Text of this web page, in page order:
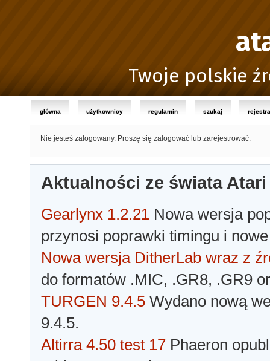
Twoje polskie
główna użytkownicy regulamin szukaj
Nie jesteś zalogowany. Proszę się zalogować lub zarejestrować.
Aktualności ze świata Atari
Gearlynx 1.2.21 Nowa wersja
przynosi poprawki timingu i
Nowa wersja DitherLab wraz z
do formatów .MIC, .GR8, .GR9
TURGEN 9.4.5 Wydano nową
9.4.5.
Altirra 4.50 test 17 Phaeron